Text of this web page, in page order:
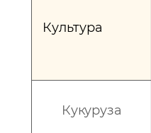
Культура
Кукуруза